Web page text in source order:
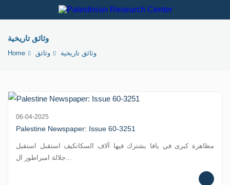
وثائق تاريخية
Home وثائق وثائق تاريخية
06-04-2025
Palestine Newspaper: Issue 60-3251
مظاهرة كبرى في يافا يشترك فيها آلاف السكانكيف استقبل استقبل
جلالة امبراطور ال...